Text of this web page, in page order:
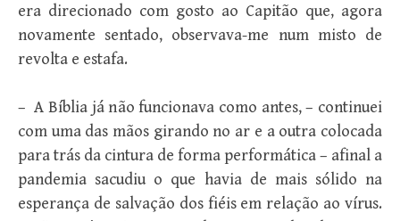
era direcionado com gosto ao Capitão que, agora
novamente sentado, observava-me num misto de
revolta e estafa.
– A Bíblia já não funcionava como antes, – continuei
com uma das mãos girando no ar e a outra colocada
para trás da cintura de forma performática – afinal a
pandemia sacudiu o que havia de mais sólido na
esperança de salvação dos fiéis em relação ao vírus.